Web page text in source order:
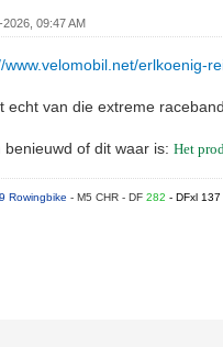
09:47 AM
www.velomobil.net/erlkoenig-
echt van die extreme
benieuwd of dit waar is:Het
Rowingbike- M5 CHR - DF282- DFxl